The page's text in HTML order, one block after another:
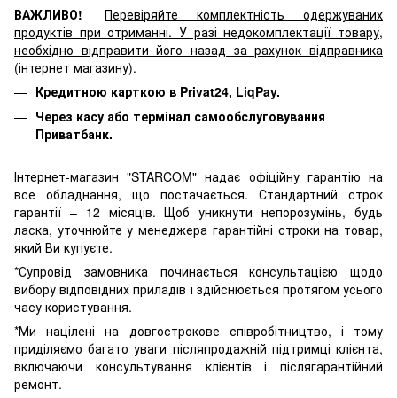
ВАЖЛИВО!
Перевіряйте комплектність одержуваних
продуктів при отриманні. У разі недокомплектації товару,
необхідно відправити його назад за рахунок відправника
(інтернет магазину).
Кредитною карткою в Privat24, LiqPay.
Через касу або термінал самообслуговування
Приватбанк.
Інтернет-магазин "STARCOM" надає офіційну гарантію на
все обладнання, що постачається. Стандартний строк
гарантії – 12 місяців. Щоб уникнути непорозумінь, будь
ласка, уточнюйте у менеджера гарантійні строки на товар,
який Ви купуєте.
*Супровід замовника починається консультацією щодо
вибору відповідних приладів і здійснюється протягом усього
часу користування.
*Ми націлені на довгострокове співробітництво, і тому
приділяємо багато уваги післяпродажній підтримці клієнта,
включаючи консультування клієнтів і післягарантійний
ремонт.